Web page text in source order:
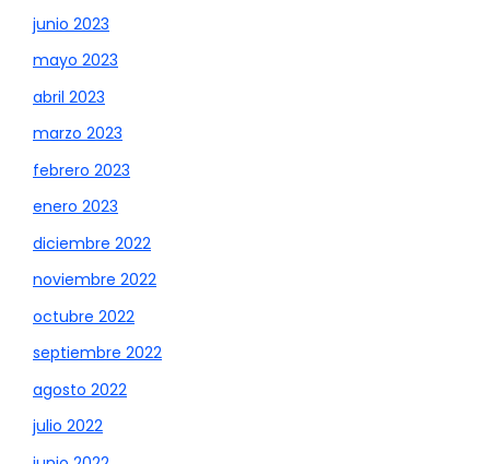
junio 2023
mayo 2023
abril 2023
marzo 2023
febrero 2023
enero 2023
diciembre 2022
noviembre 2022
octubre 2022
septiembre 2022
agosto 2022
julio 2022